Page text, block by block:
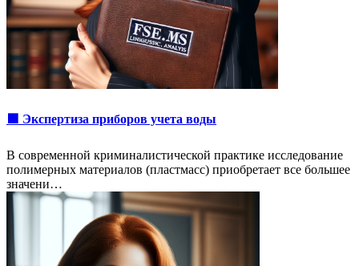
🟩 Экспертиза приборов учета воды
В современной криминалистической практике исследование
полимерных материалов (пластмасс) приобретает все большее
значени…